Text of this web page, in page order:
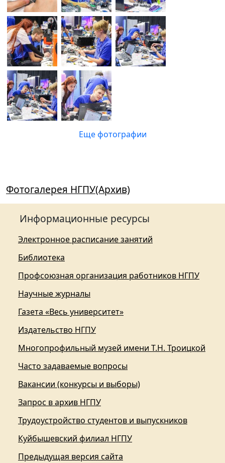
Еще фотографии
Фотогалерея НГПУ(Архив)
Информационные ресурсы
Электронное расписание занятий
Библиотека
Профсоюзная организация работников НГПУ
Научные журналы
Газета «Весь университет»
Издательство НГПУ
Многопрофильный музей имени Т.Н. Троицкой
Часто задаваемые вопросы
Вакансии (конкурсы и выборы)
Запрос в архив НГПУ
Трудоустройство студентов и выпускников
Куйбышевский филиал НГПУ
Предыдущая версия сайта